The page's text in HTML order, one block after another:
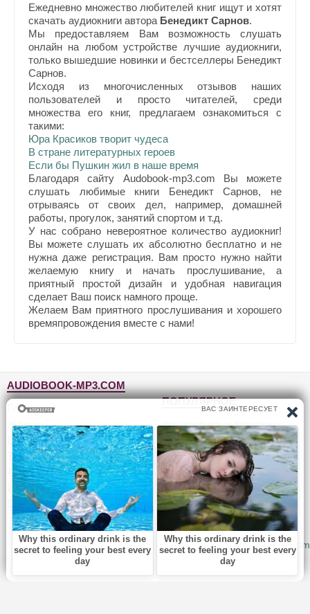
Ежедневно множество любителей книг ищут и хотят
скачать аудиокниги автора Бенедикт Сарнов.
Мы предоставляем Вам возможность слушать
онлайн на любом устройстве лучшие аудиокниги,
только вышедшие новинки и бестселлеры Бенедикт
Сарнов.
Исходя из многочисленных отзывов наших
пользователей и просто читателей, среди
множества его книг, предлагаем ознакомиться с
такими:
Юра Красиков творит чудеса
В стране литературных героев
Если бы Пушкин жил в наше время
Благодаря сайту Audobook-mp3.com Вы можете
слушать любимые книги Бенедикт Сарнов, не
отрываясь от своих дел, например, домашней
работы, прогулок, занятий спортом и т.д.
У нас собрано невероятное количество аудиокниг!
Вы можете слушать их абсолютно бесплатно и не
нужна даже регистрация. Вам просто нужно найти
желаемую книгу и начать прослушивание, а
приятный простой дизайн и удобная навигация
сделает Ваш поиск намного проще.
Желаем Вам приятного прослушивания и хорошего
времяпровождения вместе с нами!
AUDIOBOOK-MP3.COM
Главная
Жанры
Блог
Топ-100
Авторы
Исполнители
Обратная связь
ПОПУЛЯРНОЕ
Фантастика и фэнтези
Детективы, триллеры
Для детей
Роман, проза
Приключения
Юмор, сатира
© 2010-2026Audiobook-mp3.com